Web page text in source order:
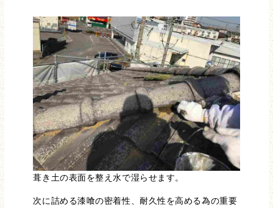
葺き土の表面を整え水で湿らせます。
次に詰める漆喰の密着性、耐久性を高める為の重要